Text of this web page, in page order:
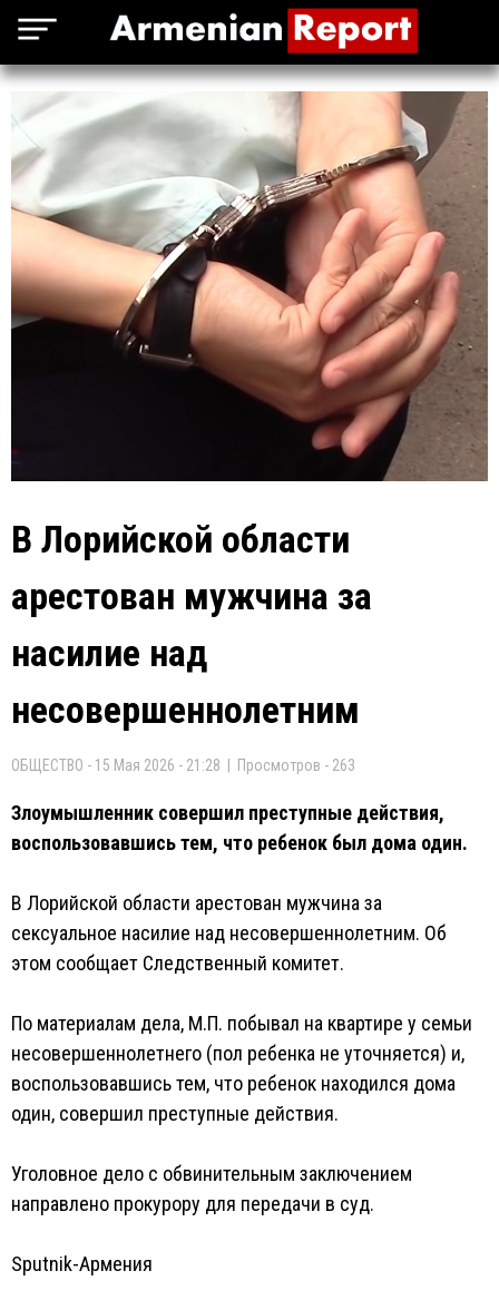
В Лорийской области
арестован мужчина за
насилие над
несовершеннолетним
ОБЩЕСТВО - 15 Мая 2026 - 21:28 | Просмотров - 263
Злоумышленник совершил преступные действия,
воспользовавшись тем, что ребенок был дома один.
В Лорийской области арестован мужчина за
сексуальное насилие над несовершеннолетним. Об
этом сообщает Следственный комитет.
По материалам дела, М.П. побывал на квартире у семьи
несовершеннолетнего (пол ребенка не уточняется) и,
воспользовавшись тем, что ребенок находился дома
один, совершил преступные действия.
Уголовное дело с обвинительным заключением
направлено прокурору для передачи в суд.
Sputnik-Армения